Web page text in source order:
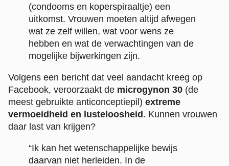
(condooms en koperspiraaltje) een
uitkomst. Vrouwen moeten altijd afwegen
wat ze zelf willen, wat voor wens ze
hebben en wat de verwachtingen van de
mogelijke bijwerkingen zijn.
Volgens een bericht dat veel aandacht kreeg op
Facebook, veroorzaakt de microgynon 30 (de
meest gebruikte anticonceptiepil) extreme
vermoeidheid en lusteloosheid. Kunnen vrouwen
daar last van krijgen?
“Ik kan het wetenschappelijke bewijs
daarvan niet herleiden. In de